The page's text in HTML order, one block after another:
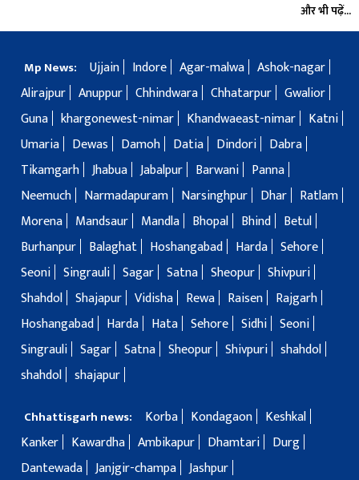
और भी पढ़ें...
Mp News: Ujjain Indore Agar-malwa Ashok-nagar
Alirajpur Anuppur Chhindwara Chhatarpur Gwalior
Guna khargonewest-nimar Khandwaeast-nimar
Katni
Umaria
Dewas Damoh Datia Dindori
Dabra
Tikamgarh Jhabua Jabalpur Barwani
Panna
Neemuch
Narmadapuram Narsinghpur Dhar
Ratlam
Morena
Mandsaur Mandla Bhopal Bhind
Betul
Burhanpur
Balaghat Hoshangabad Harda Sehore
Seoni Singrauli Sagar Satna Sheopur Shivpuri
Shahdol Shajapur Vidisha Rewa Raisen
Rajgarh
Hoshangabad
Harda Hata Sehore Sidhi Seoni
Singrauli Sagar Satna Sheopur Shivpuri shahdol
shahdol shajapur
Chhattisgarh news: Korba Kondagaon
Keshkal
Kanker
Kawardha Ambikapur Dhamtari
Durg
Dantewada Janjgir-champa Jashpur